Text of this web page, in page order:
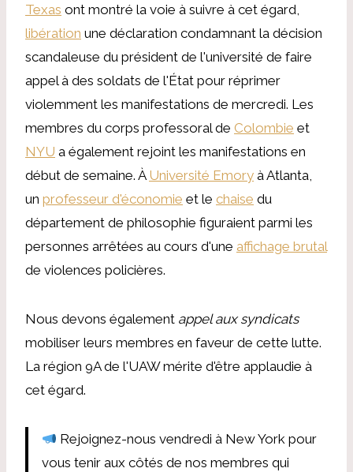
Texas ont montré la voie à suivre à cet égard,
libération une déclaration condamnant la décision
scandaleuse du président de l'université de faire
appel à des soldats de l'État pour réprimer
violemment les manifestations de mercredi. Les
membres du corps professoral de Colombie et
NYU a également rejoint les manifestations en
début de semaine. À Université Emory à Atlanta,
un professeur d'économie et le chaise du
département de philosophie figuraient parmi les
personnes arrêtées au cours d'une affichage brutal
de violences policières.
Nous devons également appel aux syndicats
mobiliser leurs membres en faveur de cette lutte.
La région 9A de l'UAW mérite d'être applaudie à
cet égard.
Rejoignez-nous vendredi à New York pour
vous tenir aux côtés de nos membres qui